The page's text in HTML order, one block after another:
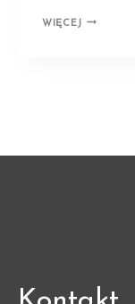
WIĘCEJ TUROŚŃ